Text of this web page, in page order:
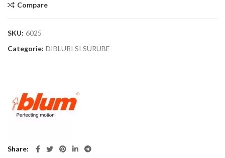
Compare
SKU: 6025
Categorie: DIBLURI SI SURUBE
Share